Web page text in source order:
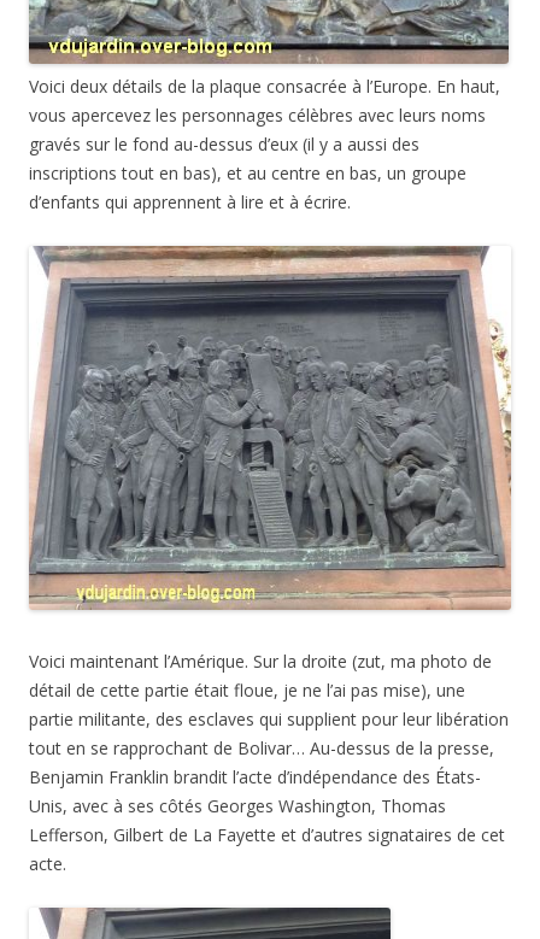
Voici deux détails de la plaque consacrée à l’Europe. En haut,
vous apercevez les personnages célèbres avec leurs noms
gravés sur le fond au-dessus d’eux (il y a aussi des
inscriptions tout en bas), et au centre en bas, un groupe
d’enfants qui apprennent à lire et à écrire.
Voici maintenant l’Amérique. Sur la droite (zut, ma photo de
détail de cette partie était floue, je ne l’ai pas mise), une
partie militante, des esclaves qui supplient pour leur libération
tout en se rapprochant de Bolivar… Au-dessus de la presse,
Benjamin Franklin brandit l’acte d’indépendance des États-
Unis, avec à ses côtés Georges Washington, Thomas
Lefferson, Gilbert de La Fayette et d’autres signataires de cet
acte.